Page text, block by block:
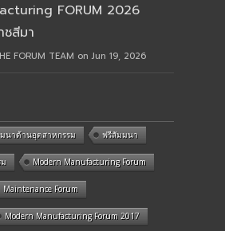
FORUM 2026
ชสีมา
FORUM TEAM on Jun 19, 2026
นาด้านอุตสาหกรรม ฟรีสัมมนา
Modern Manufacturing Forum
Maintenance Forum
Modern Manufacturing Forum 2017